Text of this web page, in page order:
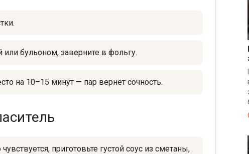
бульоном, заверните в фольгу.
на 10–15 минут — пар вернёт сочность.
приготовьте густой соус из сметаны,